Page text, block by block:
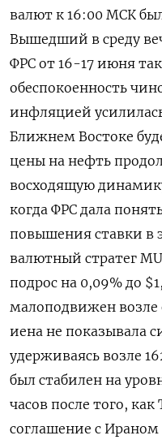
валют к ​16:00 МСК
Вышедший в среду
ФРС ‌от 16-17 июня
‌обеспокоенность
инфляцией
Ближнем Востоке
цены на нефть
восходящую
когда ФРС дала
повышения ставки в
валютный стратег
подрос на 0,09% до
малоподвижен возле
иена не показывала
удерживаясь возле
был стабилен ​на
часов после того,
соглашение с ​Ираном